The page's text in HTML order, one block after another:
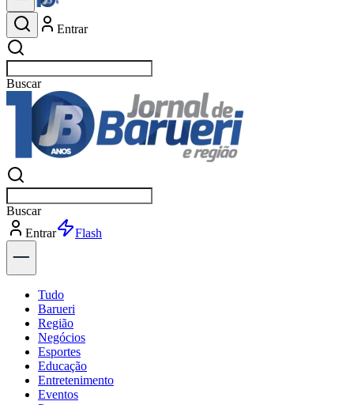
Entrar
Buscarpolít
Buscarpolít
Entrar
Explorar
Tudo
Barueri
Região
Negócios
Esportes
Educação
Entretenimento
Eventos